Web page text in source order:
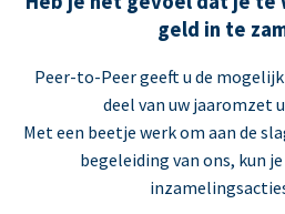
geld in te
Peer-to-Peer geeft u de
deel van uw jaaromzet
Met een beetje werk om aan de
begeleiding van ons, kun